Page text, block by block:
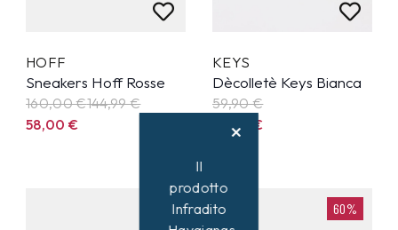
HOFF
Sneakers Hoff Rosse
160,00 €144,99€
58,00€
KEYS
Dècolletè Keys Bianca
59,90€
23,96
€
60%
Il
prodotto
Infradito